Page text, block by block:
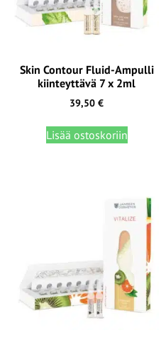
Skin Contour Fluid-Ampulli
kiinteyttävä 7 x 2ml
39,50 €
Lisää ostoskoriin